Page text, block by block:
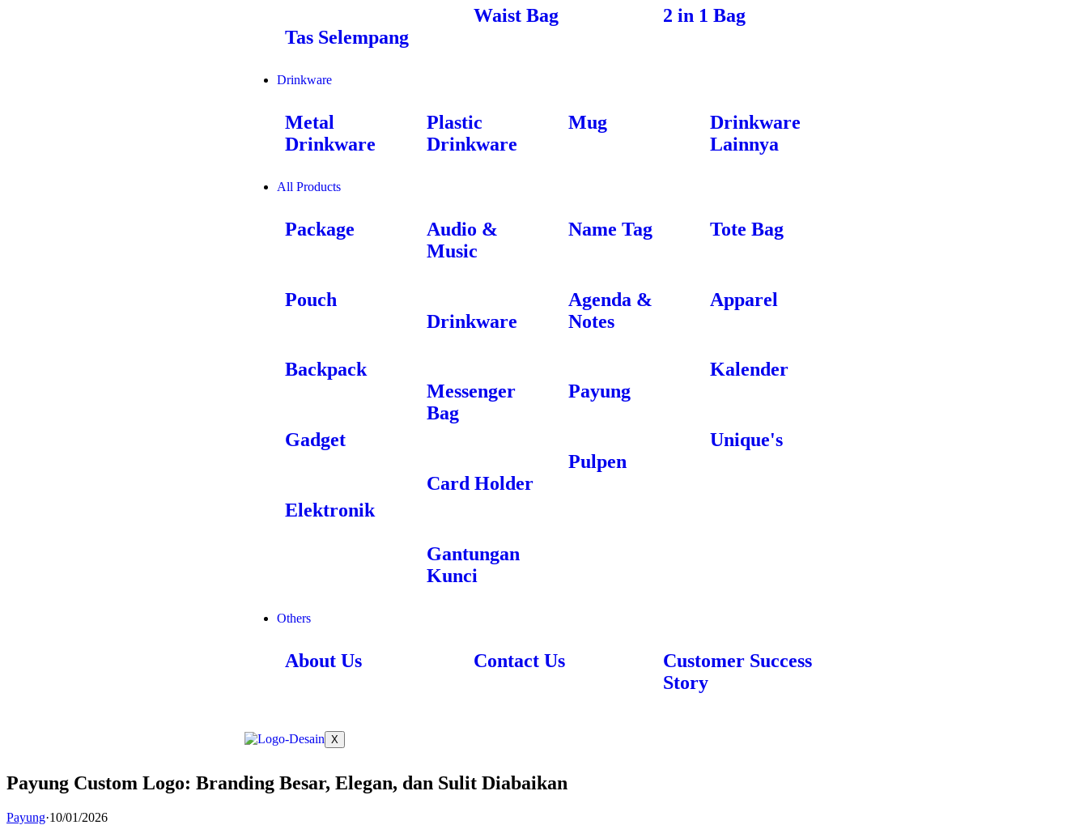
Tas Selempang
Waist Bag 2 in 1 Bag
Drinkware
Metal
Drinkware
Plastic
Drinkware
Mug
Drinkware
Lainnya
All Products
Package
Pouch
Backpack
Gadget
Elektronik
Audio &
Music
Drinkware
Messenger
Bag
Card Holder
Gantungan
Kunci
Name Tag
Agenda &
Notes
Payung
Pulpen
Tote Bag
Apparel
Kalender
Unique's
Others
About Us Contact Us
Customer Success
Story
X
Payung Custom Logo: Branding Besar, Elegan, dan Sulit Diabaikan
Payung·10/01/2026